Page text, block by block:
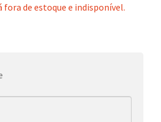
de estoque e indisponível.